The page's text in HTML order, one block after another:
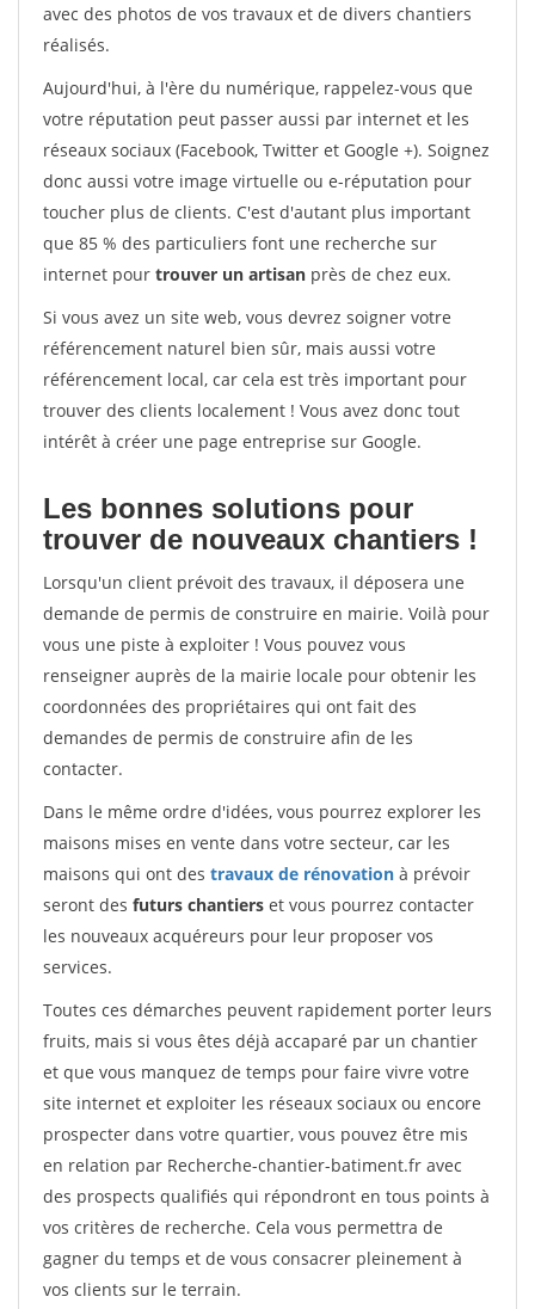
avec des photos de vos travaux et de divers chantiers
réalisés.
Aujourd'hui, à l'ère du numérique, rappelez-vous que
votre réputation peut passer aussi par internet et les
réseaux sociaux (Facebook, Twitter et Google +). Soignez
donc aussi votre image virtuelle ou e-réputation pour
toucher plus de clients. C'est d'autant plus important
que 85 % des particuliers font une recherche sur
internet pour trouver un artisan près de chez eux.
Si vous avez un site web, vous devrez soigner votre
référencement naturel bien sûr, mais aussi votre
référencement local, car cela est très important pour
trouver des clients localement ! Vous avez donc tout
intérêt à créer une page entreprise sur Google.
Les bonnes solutions pour
trouver de nouveaux chantiers !
Lorsqu'un client prévoit des travaux, il déposera une
demande de permis de construire en mairie. Voilà pour
vous une piste à exploiter ! Vous pouvez vous
renseigner auprès de la mairie locale pour obtenir les
coordonnées des propriétaires qui ont fait des
demandes de permis de construire afin de les
contacter.
Dans le même ordre d'idées, vous pourrez explorer les
maisons mises en vente dans votre secteur, car les
maisons qui ont des travaux de rénovation à prévoir
seront des futurs chantiers et vous pourrez contacter
les nouveaux acquéreurs pour leur proposer vos
services.
Toutes ces démarches peuvent rapidement porter leurs
fruits, mais si vous êtes déjà accaparé par un chantier
et que vous manquez de temps pour faire vivre votre
site internet et exploiter les réseaux sociaux ou encore
prospecter dans votre quartier, vous pouvez être mis
en relation par Recherche-chantier-batiment.fr avec
des prospects qualifiés qui répondront en tous points à
vos critères de recherche. Cela vous permettra de
gagner du temps et de vous consacrer pleinement à
vos clients sur le terrain.